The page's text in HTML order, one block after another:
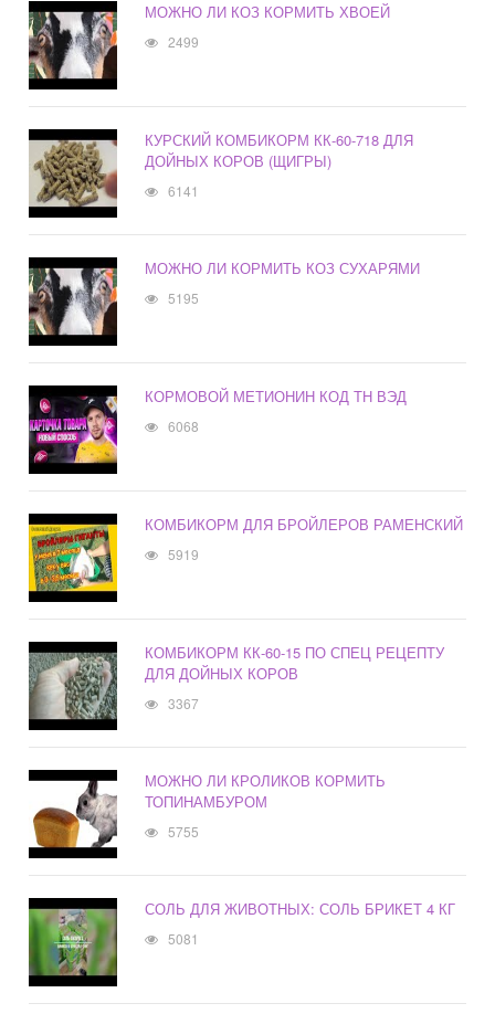
МОЖНО ЛИ КОЗ КОРМИТЬ ХВОЕЙ
2499
КУРСКИЙ КОМБИКОРМ КК-60-718 ДЛЯ
ДОЙНЫХ КОРОВ (ЩИГРЫ)
6141
МОЖНО ЛИ КОРМИТЬ КОЗ СУХАРЯМИ
5195
КОРМОВОЙ МЕТИОНИН КОД ТН ВЭД
6068
КОМБИКОРМ ДЛЯ БРОЙЛЕРОВ РАМЕНСКИЙ
5919
КОМБИКОРМ КК-60-15 ПО СПЕЦ РЕЦЕПТУ
ДЛЯ ДОЙНЫХ КОРОВ
3367
МОЖНО ЛИ КРОЛИКОВ КОРМИТЬ
ТОПИНАМБУРОМ
5755
СОЛЬ ДЛЯ ЖИВОТНЫХ: СОЛЬ БРИКЕТ 4 КГ
5081